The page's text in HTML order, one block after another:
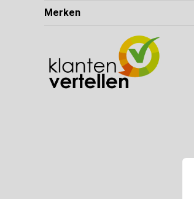
Merken